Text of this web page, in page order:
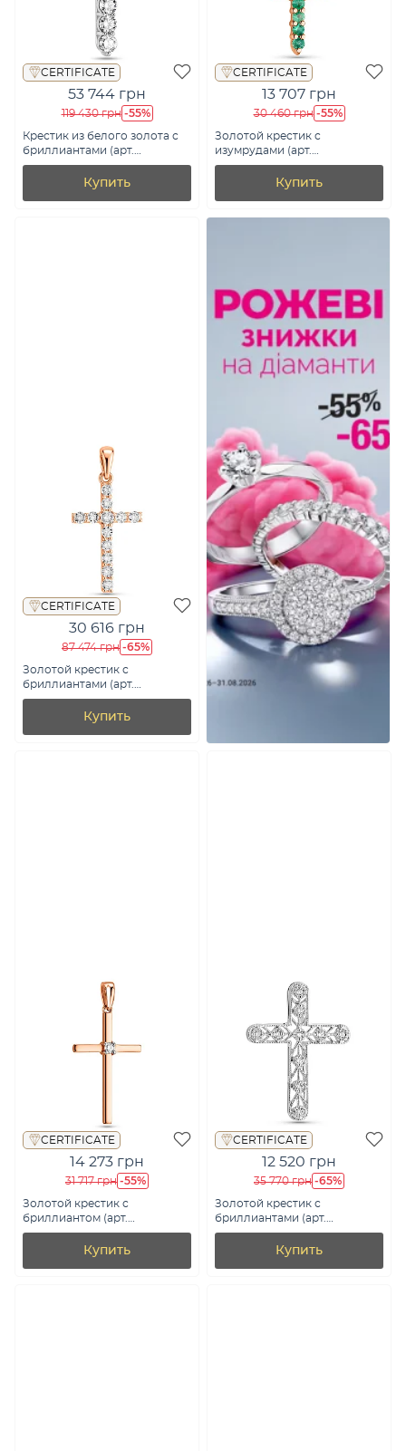
CERTIFICATE
53 744 грн
119 430 грн -55%
Крестик из белого золота с
бриллиантами (арт.
3112591202)
Купить
CERTIFICATE
13 707 грн
30 460 грн -55%
Золотой крестик с
изумрудами (арт.
3100785201и)
Купить
CERTIFICATE
30 616 грн
87 474 грн -65%
Золотой крестик с
бриллиантами (арт.
П011271040)
Купить
CERTIFICATE
14 273 грн
31 717 грн -55%
Золотой крестик с
бриллиантом (арт.
3100787201)
Купить
CERTIFICATE
12 520 грн
35 770 грн -65%
Золотой крестик с
бриллиантами (арт.
П341668010б)
Купить